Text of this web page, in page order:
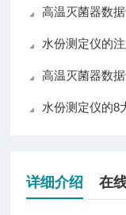
高温灭菌器数
水份测定仪的
高温灭菌器数据记录
水份测定仪的8
详细介绍 在